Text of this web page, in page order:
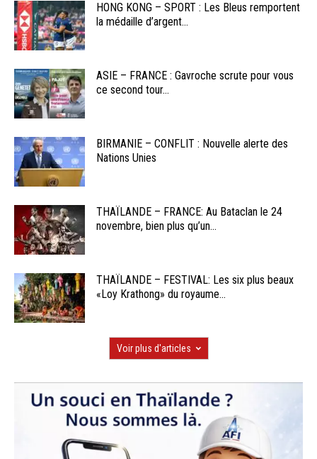
HONG KONG – SPORT : Les Bleus remportent
la médaille d’argent...
ASIE – FRANCE : Gavroche scrute pour vous
ce second tour...
BIRMANIE – CONFLIT : Nouvelle alerte des
Nations Unies
THAÏLANDE – FRANCE: Au Bataclan le 24
novembre, bien plus qu’un...
THAÏLANDE – FESTIVAL: Les six plus beaux
«Loy Krathong» du royaume...
Voir plus d'articles